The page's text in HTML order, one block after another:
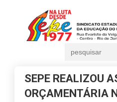
for:
SEPE REALIZOU
ORÇAMENTÁRIA